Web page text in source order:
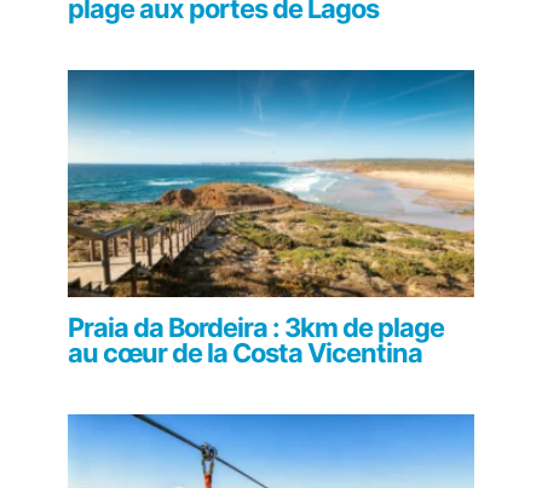
plage aux portes de Lagos
Praia da Bordeira : 3km de plage
au cœur de la Costa Vicentina